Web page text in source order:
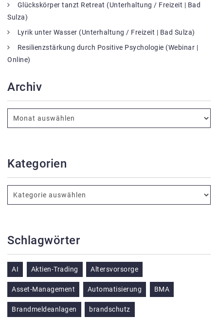
Glückskörper tanzt Retreat (Unterhaltung / Freizeit | Bad
Sulza)
Lyrik unter Wasser (Unterhaltung / Freizeit | Bad Sulza)
Resilienzstärkung durch Positive Psychologie (Webinar |
Online)
Archiv
Kategorien
Schlagwörter
AI Aktien-Trading Altersvorsorge
Asset-Management Automatisierung BMA
Brandmeldeanlagen brandschutz